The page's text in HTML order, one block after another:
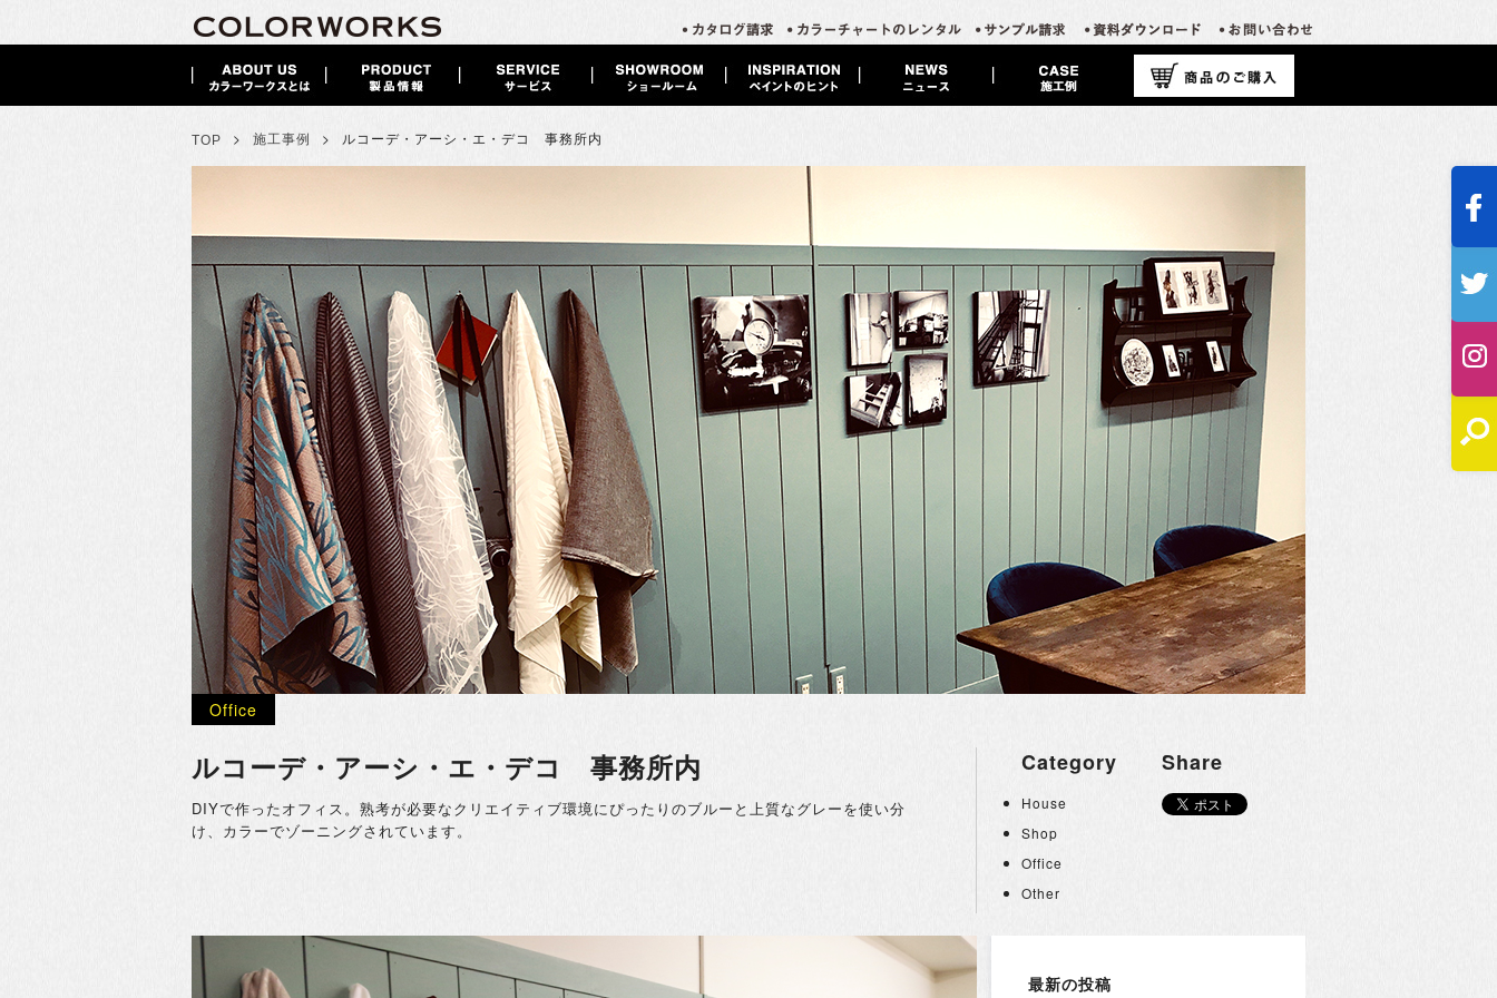
TOP > 施工事例 > ルコーデ・アーシ・エ・デコ 事務所内
Office
ルコーデ・アーシ・エ・デコ 事務所内
DIYで作ったオフィス。熟考が必要なクリエイティブ環境にぴったりのブルーと上質なグレーを使い分
け、カラーでゾーニングされています。
Category
House
Shop
Office
Other
Share
最新の投稿